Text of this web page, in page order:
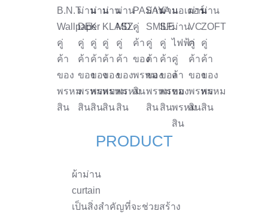
PRODUCT
ผ้าม่าน
curtain
เป็นสิ่งสำคัญที่จะช่วยสร้าง